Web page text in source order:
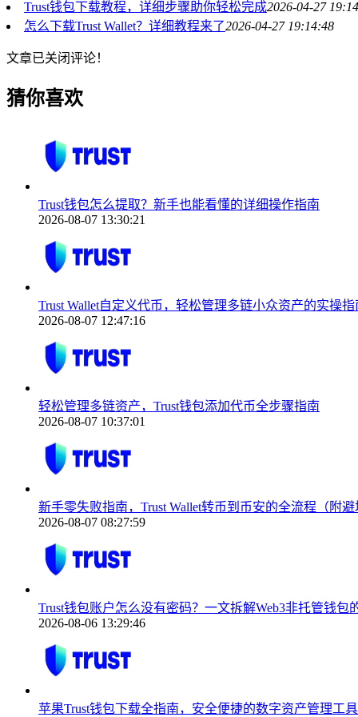
Trust钱包下载教程，详细步骤助你轻松完成2026-04-27
怎么下载Trust Wallet？详细教程来了2026-04-27 19:14:48
文章已关闭评论！
猜你喜欢
Trust钱包怎么提取？新手也能看懂的详细操作指南
2026-08-07 13:30:21
Trust Wallet自定义代币，轻松管理多链小众资产的实操指
2026-08-07 12:47:16
轻松管理多链资产，Trust钱包添加代币全步骤指南
2026-08-07 10:37:01
新手零失败指南，Trust Wallet转币到币安的全流程（附避
2026-08-07 08:27:59
Trust钱包账户怎么没有密码？一文拆解Web3非托管钱包
2026-08-06 13:29:46
苹果Trust钱包下载全指南，安全便捷的数字资产管理工具